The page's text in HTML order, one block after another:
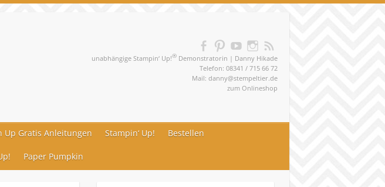
unabhängige Stampin‘ Up!® Demonstratorin | Danny Hikade
Telefon: 08341 / 715 66 72
Mail: danny@stempeltier.de
zum Onlineshop
Up Gratis Anleitungen Stampin‘ Up! Bestellen
Paper Pumpkin